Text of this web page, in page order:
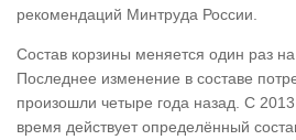
рекомендаций Минтруда России.
Состав корзины меняется один раз
Последнее изменение в составе
произошли четыре года назад. С
время действует определённый